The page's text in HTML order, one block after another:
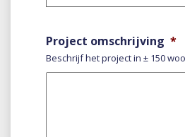
Project omschrijving *
Beschrijf het project in ± 150